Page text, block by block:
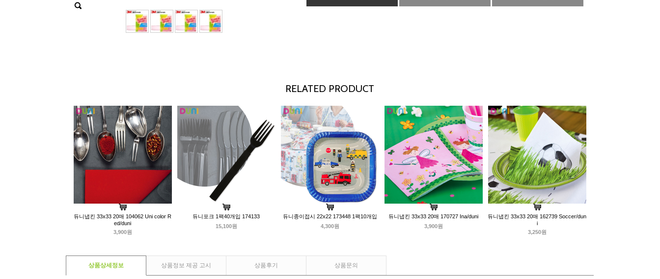
RELATED PRODUCT
듀니냅킨 33x33 20매 104062 Uni color R
ed/duni
3,900원
듀니포크 1팩40개입 174133
15,100원
듀니종이접시 22x22 173448 1팩10개입
4,300원
듀니냅킨 33x33 20매 170727 Ina/duni
3,900원
듀니냅킨 33x33 20매 162739 Soccer/dun
i
3,250원
상품상세정보 상품정보 제공 고시 상품후기 상품문의